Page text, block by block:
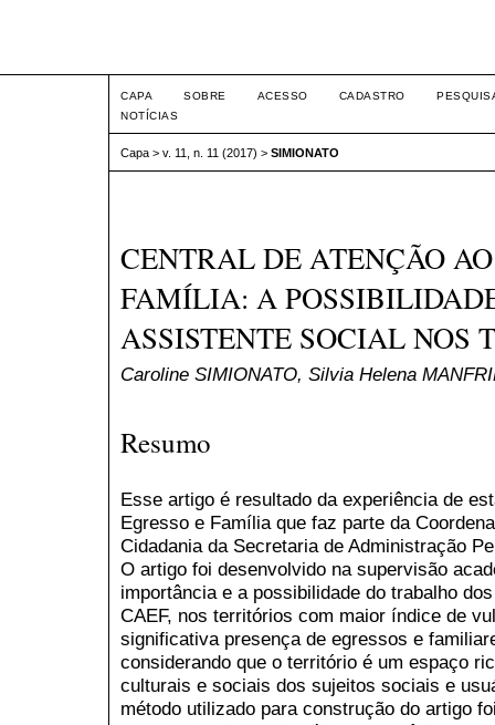
CAPA SOBRE ACESSO CADASTRO
NOTÍCIAS
Capa > v. 11, n. 11 (2017) > SIMIONATO
CENTRAL DE ATENÇÃO
FAMÍLIA: A
ASSISTENTE SOCIAL NOS
Caroline SIMIONATO, Silvia Helena
Resumo
Esse artigo é resultado da experiência de
Egresso e Família que faz parte da
Cidadania da Secretaria de Administração
O artigo foi desenvolvido na supervisão
importância e a possibilidade do trabalho
CAEF, nos territórios com maior índice de
significativa presença de egressos e
considerando que o território é um espaço
culturais e sociais dos sujeitos sociais e
método utilizado para construção do artigo